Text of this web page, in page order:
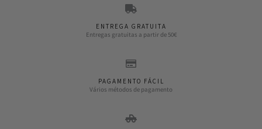
ENTREGA GRATUITA
Entregas gratuitas a partir de 50€
PAGAMENTO FÁCIL
Vários métodos de pagamento